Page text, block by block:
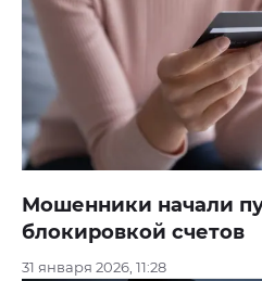
Мошенники начали
блокировкой счетов
31 января 2026, 11:28